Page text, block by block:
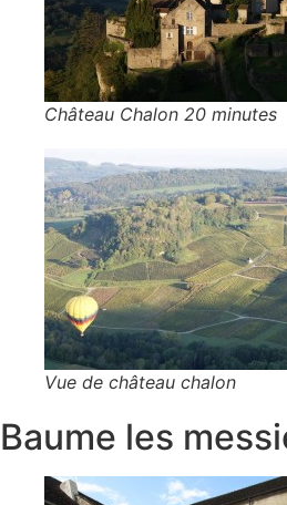
Château Chalon 20 minutes
Vue de château chalon
Baume les